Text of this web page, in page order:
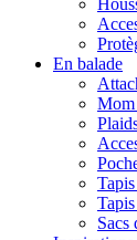
En balade
Mom
Sacs